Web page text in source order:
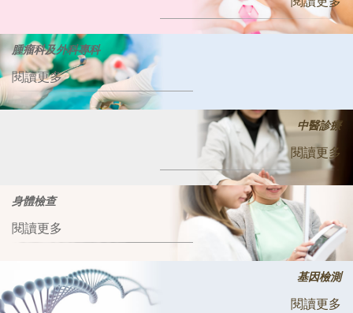
腫瘤科及外科專科
閱讀更多
中醫診療
閱讀更多
身體檢查
閱讀更多
基因檢測
閱讀更多